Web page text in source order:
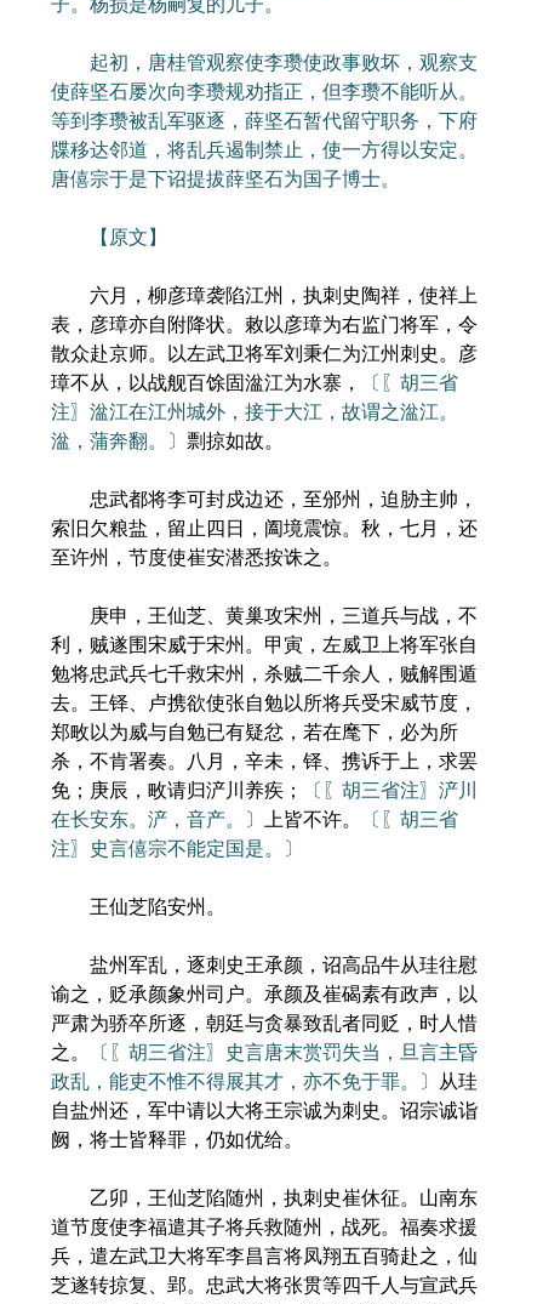
起初，唐桂管观察使李瓒使政事败坏，观察支
使薛坚石屡次向李瓒规劝指正，但李瓒不能听从。
等到李瓒被乱军驱逐，薛坚石暂代留守职务，下府
牒移达邻道，将乱兵遏制禁止，使一方得以安定。
唐僖宗于是下诏提拔薛坚石为国子博士。
【原文】
六月，柳彦璋袭陷江州，执刺史陶祥，使祥上
表，彦璋亦自附降状。敕以彦璋为右监门将军，令
散众赴京师。以左武卫将军刘秉仁为江州刺史。彦
璋不从，以战舰百馀固湓江为水寨，
〔〖胡三省
注〗湓江在江州城外，接于大江，故谓之湓江。
湓，蒲奔翻。〕 剽掠如故。
忠武都将李可封戍边还，至邠州，迫胁主帅，
索旧欠粮盐，留止四日，阖境震惊。秋，七月，还
至许州，节度使崔安潜悉按诛之。
庚申，王仙芝、黄巢攻宋州，三道兵与战，不
利，贼遂围宋威于宋州。甲寅，左威卫上将军张自
勉将忠武兵七千救宋州，杀贼二千余人，贼解围遁
去。王铎、卢携欲使张自勉以所将兵受宋威节度，
郑畋以为威与自勉已有疑忿，若在麾下，必为所
杀，不肯署奏。八月，辛未，铎、携诉于上，求罢
免；庚辰，畋请归浐川养疾；
〔〖胡三省注〗浐川
在长安东。浐，音产。〕
上皆不许。
〔〖胡三省
注〗史言僖宗不能定国是。〕
王仙芝陷安州。
盐州军乱，逐刺史王承颜，诏高品牛从珪往慰
谕之，贬承颜象州司户。承颜及崔碣素有政声，以
严肃为骄卒所逐，朝廷与贪暴致乱者同贬，时人惜
之。
〔〖胡三省注〗史言唐末赏罚失当，旦言主昏
政乱，能吏不惟不得展其才，亦不免于罪。〕
从珪
自盐州还，军中请以大将王宗诚为刺史。诏宗诚诣
阙，将士皆释罪，仍如优给。
乙卯，王仙芝陷随州，执刺史崔休征。山南东
道节度使李福遣其子将兵救随州，战死。福奏求援
兵，遣左武卫大将军李昌言将凤翔五百骑赴之，仙
芝遂转掠复、郢。忠武大将张贯等四千人与宣武兵